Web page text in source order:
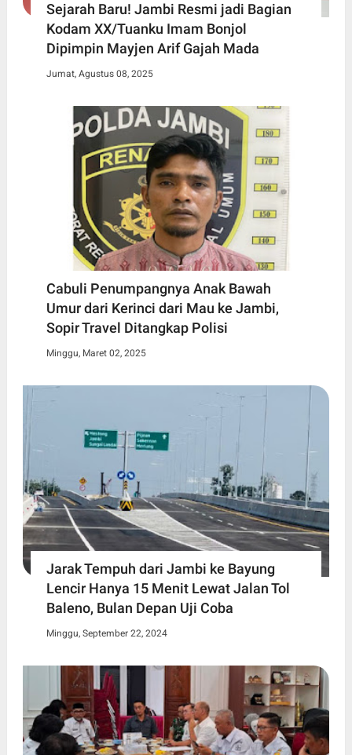
Sejarah Baru! Jambi Resmi jadi Bagian
Kodam XX/Tuanku Imam Bonjol
Dipimpin Mayjen Arif Gajah Mada
Jumat, Agustus 08, 2025
Cabuli Penumpangnya Anak Bawah
Umur dari Kerinci dari Mau ke Jambi,
Sopir Travel Ditangkap Polisi
Minggu, Maret 02, 2025
Jarak Tempuh dari Jambi ke Bayung
Lencir Hanya 15 Menit Lewat Jalan Tol
Baleno, Bulan Depan Uji Coba
Minggu, September 22, 2024